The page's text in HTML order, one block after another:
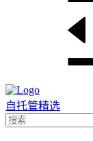
自托管精选